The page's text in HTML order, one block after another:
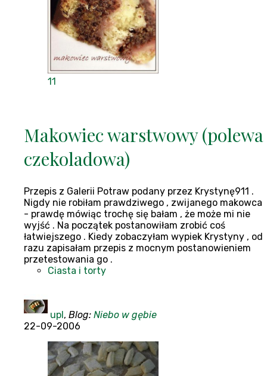
11
Makowiec warstwowy (polewa
czekoladowa)
Przepis z Galerii Potraw podany przez Krystynę911 .
Nigdy nie robiłam prawdziwego , zwijanego makowca
- prawdę mówiąc trochę się bałam , że może mi nie
wyjść . Na początek postanowiłam zrobić coś
łatwiejszego . Kiedy zobaczyłam wypiek Krystyny , od
razu zapisałam przepis z mocnym postanowieniem
przetestowania go .
Ciasta i torty
upl, Blog: Niebo w gębie
22-09-2006